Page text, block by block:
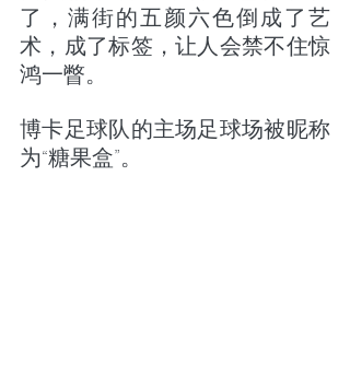
了，满街的五颜六色倒成了艺
术，成了标签，让人会禁不住惊
鸿一瞥。
博卡足球队的主场足球场被昵称
为“糖果盒”。